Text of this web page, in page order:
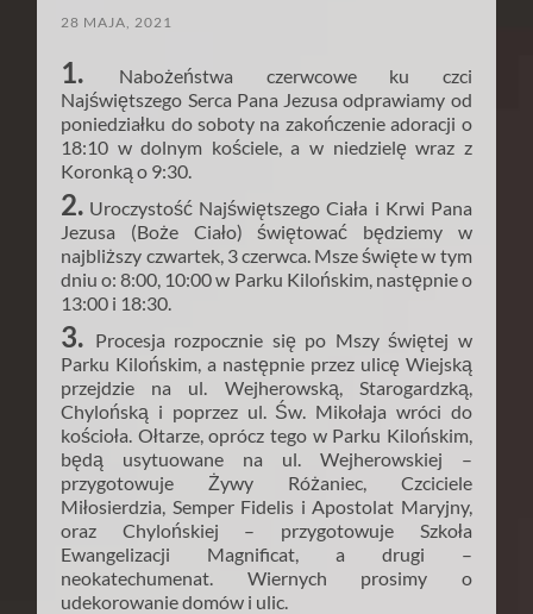
28 MAJA, 2021
1.
Nabożeństwa czerwcowe ku czci
Najświętszego Serca Pana Jezusa odprawiamy od
poniedziałku do soboty na zakończenie adoracji o
18:10 w dolnym kościele, a w niedzielę wraz z
Koronką o 9:30.
2. Uroczystość Najświętszego Ciała i Krwi Pana
Jezusa (Boże Ciało) świętować będziemy w
najbliższy czwartek, 3 czerwca. Msze święte w tym
dniu o: 8:00, 10:00 w Parku Kilońskim, następnie o
13:00 i 18:30.
3. Procesja rozpocznie się po Mszy świętej w
Parku Kilońskim, a następnie przez ulicę Wiejską
przejdzie na ul. Wejherowską, Starogardzką,
Chylońską i poprzez ul. Św. Mikołaja wróci do
kościoła. Ołtarze, oprócz tego w Parku Kilońskim,
będą usytuowane na ul. Wejherowskiej –
przygotowuje Żywy Różaniec, Czciciele
Miłosierdzia, Semper Fidelis i Apostolat Maryjny,
oraz Chylońskiej – przygotowuje Szkoła
Ewangelizacji Magnificat, a drugi –
neokatechumenat. Wiernych prosimy o
udekorowanie domów i ulic.